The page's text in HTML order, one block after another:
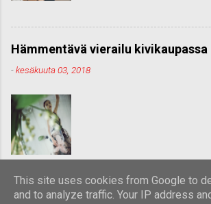
Hämmentävä vierailu kivikaupassa
-kesäkuuta 03, 2018
This site uses cookies from Google to
and to analyze traffic. Your IP address